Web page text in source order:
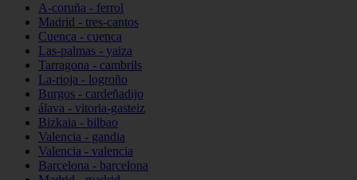
A-coruña - ferrol
Madrid - tres-cantos
Cuenca - cuenca
Las-palmas - yaiza
Tarragona - cambrils
La-rioja - logroño
Burgos - cardeñadijo
álava - vitoria-gasteiz
Bizkaia - bilbao
Valencia - gandia
Valencia - valencia
Barcelona - barcelona